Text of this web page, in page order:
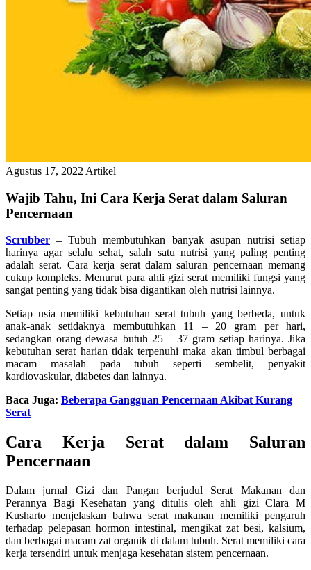
Agustus 17, 2022 Artikel
Wajib Tahu, Ini Cara Kerja Serat dalam Saluran
Pencernaan
Scrubber – Tubuh membutuhkan banyak asupan nutrisi setiap
harinya agar selalu sehat, salah satu nutrisi yang paling penting
adalah serat. Cara kerja serat dalam saluran pencernaan memang
cukup kompleks. Menurut para ahli gizi serat memiliki fungsi yang
sangat penting yang tidak bisa digantikan oleh nutrisi lainnya.
Setiap usia memiliki kebutuhan serat tubuh yang berbeda, untuk
anak-anak setidaknya membutuhkan 11 – 20 gram per hari,
sedangkan orang dewasa butuh 25 – 37 gram setiap harinya. Jika
kebutuhan serat harian tidak terpenuhi maka akan timbul berbagai
macam masalah pada tubuh seperti sembelit, penyakit
kardiovaskular, diabetes dan lainnya.
Baca Juga: Beberapa Gangguan Pencernaan Akibat Kurang
Serat
Cara Kerja Serat dalam Saluran
Pencernaan
Dalam jurnal Gizi dan Pangan berjudul Serat Makanan dan
Perannya Bagi Kesehatan yang ditulis oleh ahli gizi Clara M
Kusharto menjelaskan bahwa serat makanan memiliki pengaruh
terhadap pelepasan hormon intestinal, mengikat zat besi, kalsium,
dan berbagai macam zat organik di dalam tubuh. Serat memiliki cara
kerja tersendiri untuk menjaga kesehatan sistem pencernaan.